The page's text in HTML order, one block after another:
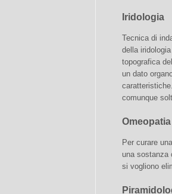
Iridologia
Tecnica di
della
topografica
un dato
comunque
Omeopatia
Per curare
una sostanza
si vogliono